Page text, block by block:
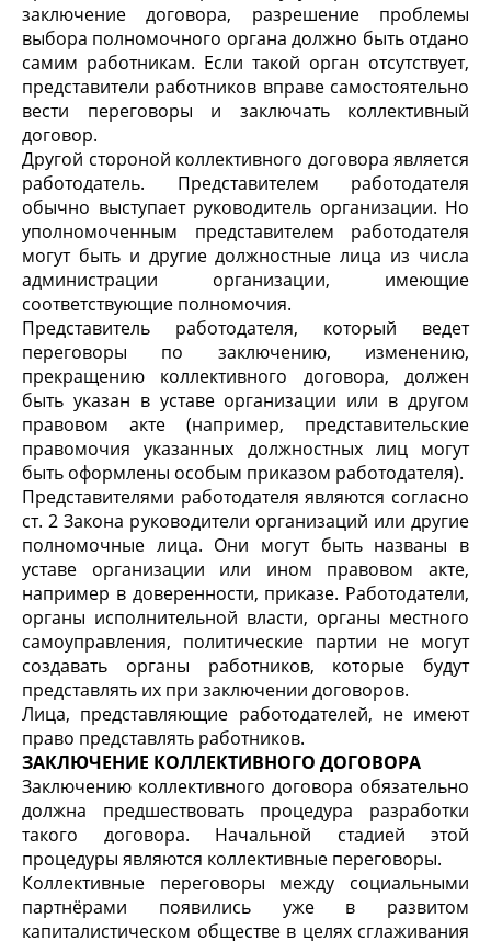
заключение договора, разрешение проблемы
выбора полномочного органа должно быть отдано
самим работникам. Если такой орган отсутствует,
представители работников вправе самостоятельно
вести переговоры и заключать коллективный
договор.
Другой стороной коллективного договора является
работодатель. Представителем работодателя
обычно выступает руководитель организации. Но
уполномоченным представителем работодателя
могут быть и другие должностные лица из числа
администрации организации, имеющие
соответствующие полномочия.
Представитель работодателя, который ведет
переговоры по заключению, изменению,
прекращению коллективного договора, должен
быть указан в уставе организации или в другом
правовом акте (например, представительские
правомочия указанных должностных лиц могут
быть оформлены особым приказом работодателя).
Представителями работодателя являются согласно
ст. 2 Закона руководители организаций или другие
полномочные лица. Они могут быть названы в
уставе организации или ином правовом акте,
например в доверенности, приказе. Работодатели,
органы исполнительной власти, органы местного
самоуправления, политические партии не могут
создавать органы работников, которые будут
представлять их при заключении договоров.
Лица, представляющие работодателей, не имеют
право представлять работников.
ЗАКЛЮЧЕНИЕ КОЛЛЕКТИВНОГО ДОГОВОРА
Заключению коллективного договора обязательно
должна предшествовать процедура разработки
такого договора. Начальной стадией этой
процедуры являются коллективные переговоры.
Коллективные переговоры между социальными
партнёрами появились уже в развитом
капиталистическом обществе в целях сглаживания